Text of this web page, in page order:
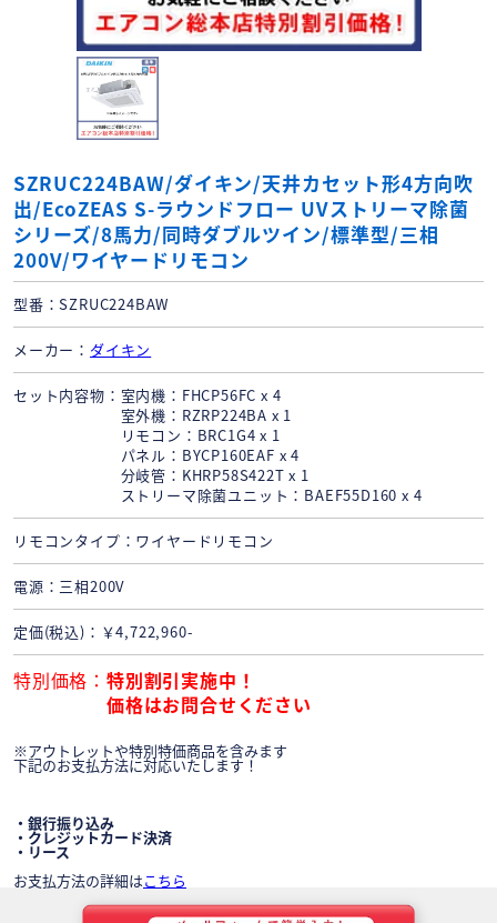
SZRUC224BAW/ダイキン/天井カセット形4方向吹
出/EcoZEAS S-ラウンドフロー UVストリーマ除菌
シリーズ/8馬力/同時ダブルツイン/標準型/三相
200V/ワイヤードリモコン
型番 SZRUC224BAW
メーカー ダイキン
セット内容物
室内機：FHCP56FC x 4
室外機：RZRP224BA x 1
リモコン：BRC1G4 x 1
パネル：BYCP160EAF x 4
分岐管：KHRP58S422T x 1
ストリーマ除菌ユニット：BAEF55D160 x 4
リモコンタイプ ワイヤードリモコン
電源 三相200V
定価(税込) ￥4,722,960-
特別価格
特別割引実施中！
価格はお問合せください
※アウトレットや特別特価商品を含みます
下記のお支払方法に対応いたします！
・銀行振り込み
・クレジットカード決済
・リース
お支払方法の詳細はこちら